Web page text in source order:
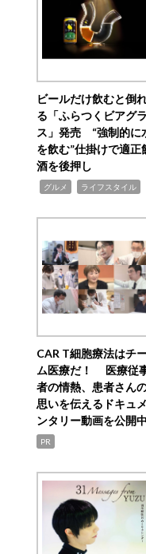
ビールだけ飲むと倒
る「ふらつくビアグラ
ス」発売 “強制的に
を飲む”仕掛けで適正
酒を後押し
グルメ ライフスタイル
CAR T細胞療法はチ
ム医療だ！ 医療従
者の情熱、患者さん
思いを伝えるドキュメ
ンタリー動画を公開中
PR